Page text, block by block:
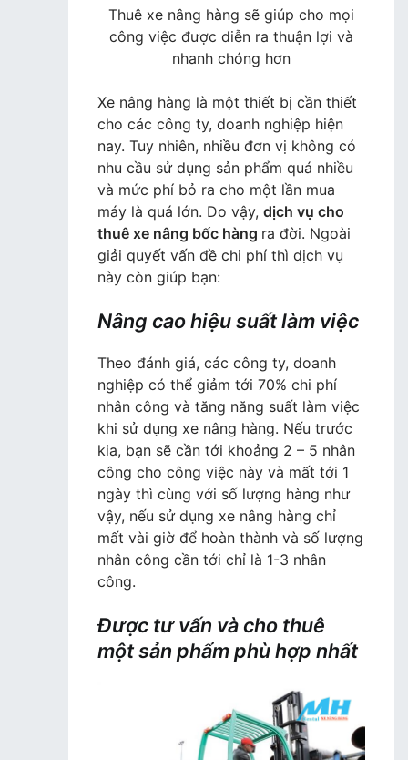
Thuê xe nâng hàng sẽ giúp cho mọi
công việc được diễn ra thuận lợi và
nhanh chóng hơn
Xe nâng hàng là một thiết bị cần thiết
cho các công ty, doanh nghiệp hiện
nay. Tuy nhiên, nhiều đơn vị không có
nhu cầu sử dụng sản phẩm quá nhiều
và mức phí bỏ ra cho một lần mua
máy là quá lớn. Do vậy, dịch vụ cho
thuê xe nâng bốc hàng ra đời. Ngoài
giải quyết vấn đề chi phí thì dịch vụ
này còn giúp bạn:
Nâng cao hiệu suất làm việc
Theo đánh giá, các công ty, doanh
nghiệp có thể giảm tới 70% chi phí
nhân công và tăng năng suất làm việc
khi sử dụng xe nâng hàng. Nếu trước
kia, bạn sẽ cần tới khoảng 2 – 5 nhân
công cho công việc này và mất tới 1
ngày thì cùng với số lượng hàng như
vậy, nếu sử dụng xe nâng hàng chỉ
mất vài giờ để hoàn thành và số lượng
nhân công cần tới chỉ là 1-3 nhân
công.
Được tư vấn và cho thuê
một sản phẩm phù hợp nhất